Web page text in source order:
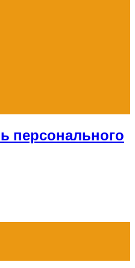
персонального